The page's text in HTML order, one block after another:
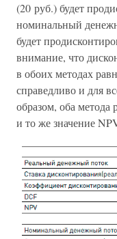
(20 руб.) будет
номинальный
будет
внимание, что
в обоих методах
справедливо и для
образом, оба метода
и то же значение